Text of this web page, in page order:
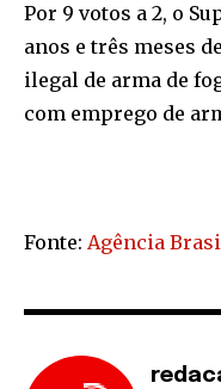
Por 9 votos a 2, o
anos e três meses
ilegal de arma de
com emprego de
Fonte: Agência